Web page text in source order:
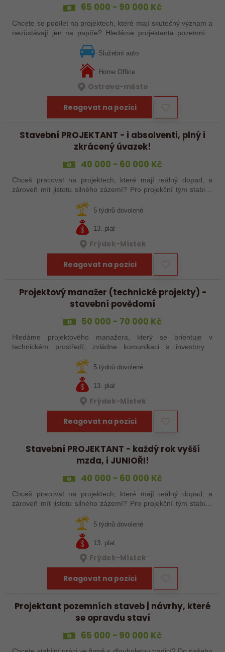
65 000 - 90 000 Kč
Chcete se podílet na projektech, které mají skutečný význam a
nezůstávají jen na papíře? Hledáme projektanta pozemních
technických objektů…
Služební auto
Home Office
Ostrava-město
Reagovat na pozici
Stavební PROJEKTANT - i absolventi, plný i
zkrácený úvazek!
40 000 - 60 000 Kč
Chceš pracovat na projektech, které mají reálný dopad, a
zároveň mít jistotu silného zázemí? Pro projekční tým stabilní
pobočku ve Frýdku…
5 týdnů dovolené
13. plat
Frýdek-Místek
Reagovat na pozici
Projektový manažer (technické projekty) -
stavební povědomí
50 000 - 70 000 Kč
Hledáme projektového manažera, který se orientuje v
technickém prostředí, zvládne komunikaci s investory i
technicky, termínově i finančně.…5 týdnů dovolené
13. plat
Frýdek-Místek
Reagovat na pozici
Stavební PROJEKTANT - každý rok vyšší
mzda, i JUNIOŘI!
40 000 - 60 000 Kč
Chceš pracovat na projektech, které mají reálný dopad, a
zároveň mít jistotu silného zázemí? Pro projekční tým stabilní
pobočku v Uherském…
5 týdnů dovolené
13. plat
Frýdek-Místek
Reagovat na pozici
Projektant pozemních staveb | návrhy, které
se opravdu staví
65 000 - 90 000 Kč